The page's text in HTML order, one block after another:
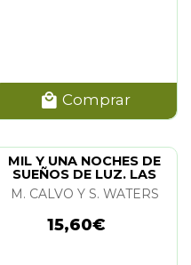
Comprar
MIL Y UNA NOCHES DE
SUEÑOS DE LUZ. LAS
M. CALVO Y S. WATERS
15,60€